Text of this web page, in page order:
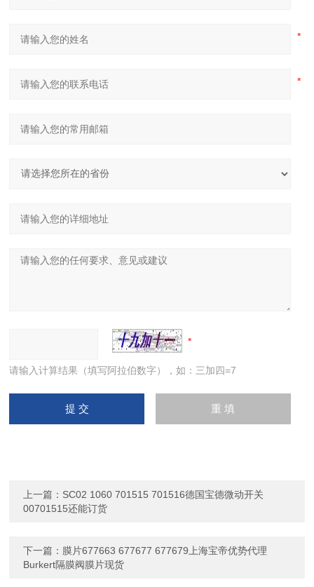
请输入计算结果（填写阿拉伯数字），如：三加四=7
上一篇： SC02 1060 701515 701516德国宝德微动开关
00701515还能订货
下一篇： 膜片677663 677677 677679上海宝帝优势代理
Burkert隔膜阀膜片现货